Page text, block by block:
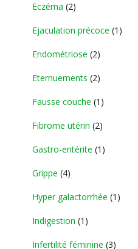
Eczéma (2)
Ejaculation précoce (1)
Endométriose (2)
Eternuements (2)
Fausse couche (1)
Fibrome utérin (2)
Gastro-entérite (1)
Grippe (4)
Hyper galactorrhée (1)
Indigestion (1)
Infertilité féminine (3)